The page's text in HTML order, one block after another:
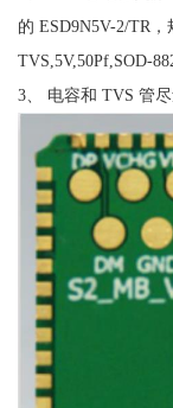
的 ESD9N5V-2/TR，
TVS,5V,50Pf,SOD-
3、 电容和 TVS 管